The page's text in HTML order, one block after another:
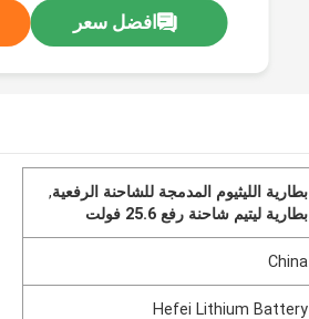
افضل سعر
بطارية الليثيوم المدمجة للشاحنة الرفعية,
بطارية ليتيم شاحنة رفع 25.6 فولت
China
Hefei Lithium Battery